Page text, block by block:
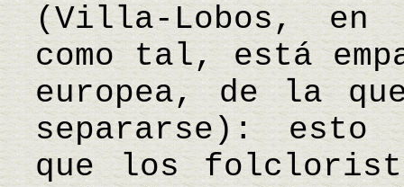
(Villa-Lobos,
como tal, está
europea, de la
separarse):
que los